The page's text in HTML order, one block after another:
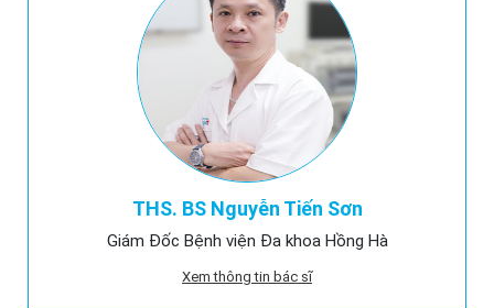
THS. BS Nguyễn Tiến Sơn
Giám Đốc Bệnh viện Đa khoa Hồng Hà
Xem thông tin bác sĩ